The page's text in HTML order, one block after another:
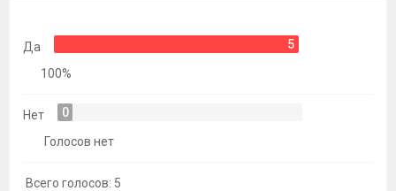
Да 5
100%
Нет 0
Голосов нет
Всего голосов: 5